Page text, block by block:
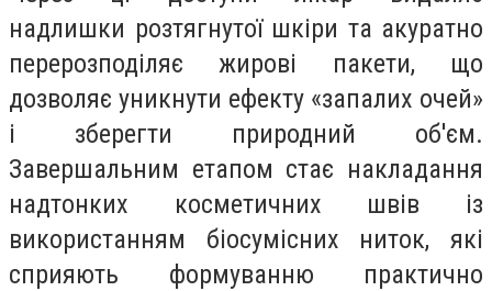
надлишки розтягнутої шкіри та акуратно
перерозподіляє жирові пакети, що
дозволяє уникнути ефекту «запалих очей»
і зберегти природний об'єм.
Завершальним етапом стає накладання
надтонких косметичних швів із
використанням біосумісних ниток, які
сприяють формуванню практично